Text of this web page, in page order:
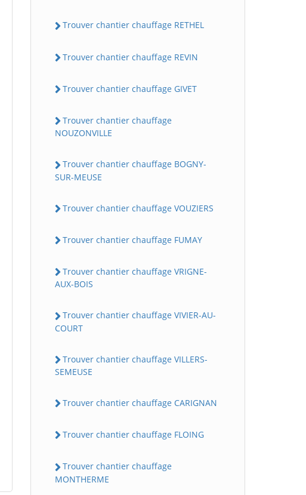
Trouver chantier chauffage RETHEL
Trouver chantier chauffage REVIN
Trouver chantier chauffage GIVET
Trouver chantier chauffage
NOUZONVILLE
Trouver chantier chauffage BOGNY-
SUR-MEUSE
Trouver chantier chauffage VOUZIERS
Trouver chantier chauffage FUMAY
Trouver chantier chauffage VRIGNE-
AUX-BOIS
Trouver chantier chauffage VIVIER-AU-
COURT
Trouver chantier chauffage VILLERS-
SEMEUSE
Trouver chantier chauffage CARIGNAN
Trouver chantier chauffage FLOING
Trouver chantier chauffage
MONTHERME